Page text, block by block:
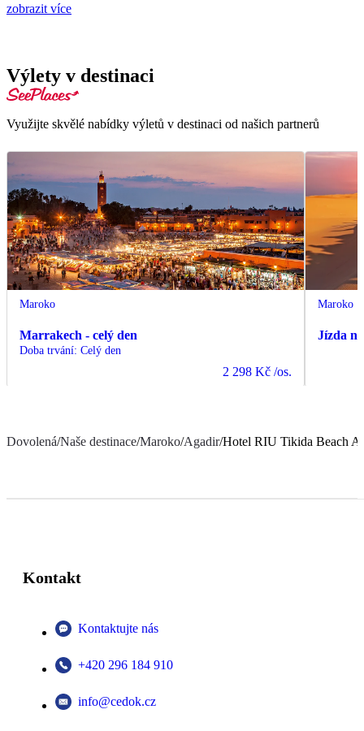
zobrazit více
Výlety v destinaci
Využijte skvělé nabídky výletů v destinaci od našich partnerů
Maroko
Marrakech - celý den
Doba trvání: Celý den
2 298 Kč /os.
Maroko
Jízda
Dovolená/Naše destinace/Maroko/Agadir/Hotel RIU Tikida Beach
Kontakt
Kontaktujte nás
+420 296 184 910
info@cedok.cz